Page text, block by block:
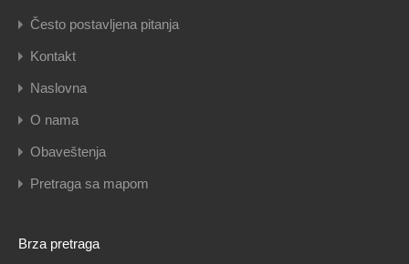
Često postavljena pitanja
Kontakt
Naslovna
O nama
Obaveštenja
Pretraga sa mapom
Brza pretraga